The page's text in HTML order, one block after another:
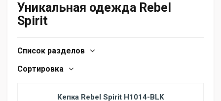
Уникальная одежда Rebel
Spirit
Список разделов
Сортировка
Кепка Rebel Spirit H1014-BLK